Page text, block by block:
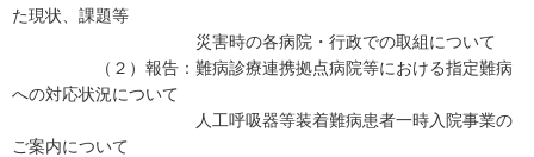
た現状、課題等
災害時の各病院・行政での取組について
（２）報告：難病診療連携拠点病院等における指定難病
への対応状況について
人工呼吸器等装着難病患者一時入院事業の
ご案内について